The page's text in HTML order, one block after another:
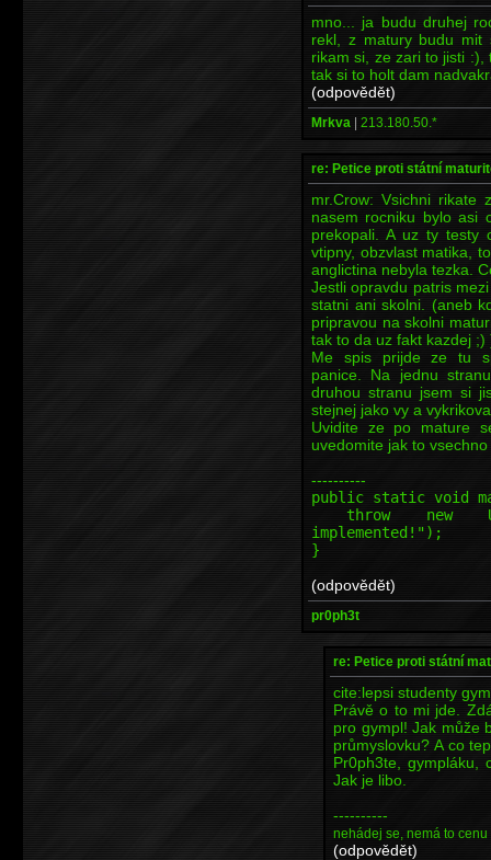
mno... ja budu druhej
rekl, z matury budu mit
rikam si, ze zari to jisti :),
tak si to holt dam
(odpovědět)
Mrkva | 213.180.50.*
re: Petice proti státní
mr.Crow: Vsichni rikate
nasem rocniku bylo asi
prekopali. A uz ty testy
vtipny, obzvlast matika,
anglictina nebyla tezka.
Jestli opravdu patris
statni ani skolni. (aneb
pripravou na skolni
tak to da uz fakt kazdej ;)
Me spis prijde ze tu
panice. Na jednu
druhou stranu jsem si
stejnej jako vy a
Uvidite ze po mature
uvedomite jak to
----------
public static void
throw new
implemented!");
}
(odpovědět)
pr0ph3t
re: Petice proti státní
cite:lepsi studenty
Právě o to mi jde.
pro gympl! Jak může
průmyslovku? A co
Pr0ph3te, gympláku,
Jak je libo.
----------
nehádej se, nemá to cenu
(odpovědět)